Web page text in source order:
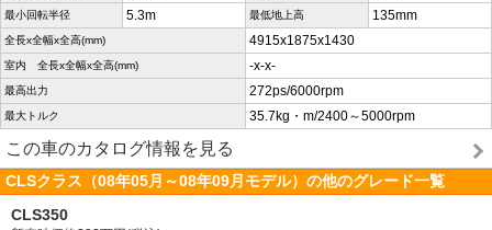
最小回転半径 5.3m 最低地上高 135mm
全長x全幅x全高(mm) 4915x1875x1430
室内 全長x全幅x全高(mm) -x-x-
最高出力 272ps/6000rpm
最大トルク 35.7kg・m/2400～5000rpm
この車のカタログ情報を見る
CLSクラス（08年05月～08年09月モデル）の他のグレード一覧
CLS350